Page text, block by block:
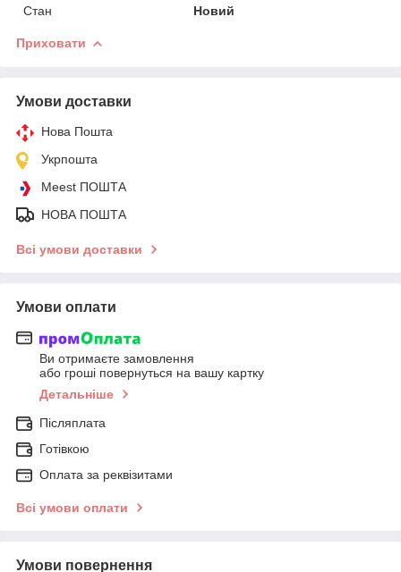
Стан
Новий
Приховати
Умови доставки
Нова Пошта
Укрпошта
Meest ПОШТА
НОВА ПОШТА
Всі умови доставки
Умови оплати
Ви отримаєте замовлення
або гроші повернуться на вашу картку
Детальніше
Післяплата
Готівкою
Оплата за реквізитами
Всі умови оплати
Умови повернення